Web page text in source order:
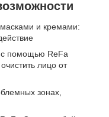
и кремами:
помощью ReFa
лицо от
зонах,